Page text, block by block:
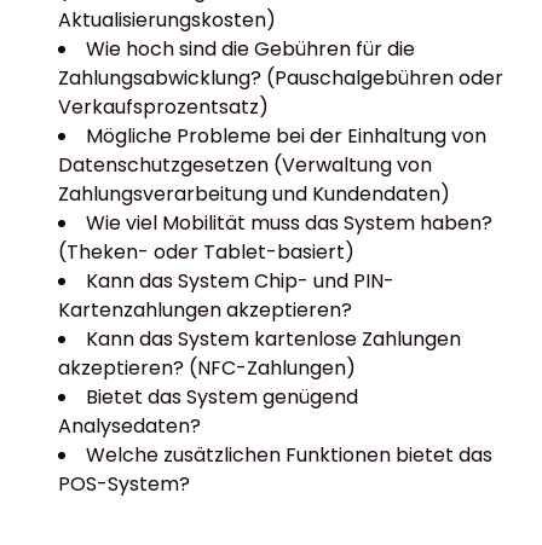
Aktualisierungskosten)
Wie hoch sind die Gebühren für die
Zahlungsabwicklung? (Pauschalgebühren oder
Verkaufsprozentsatz)
Mögliche Probleme bei der Einhaltung von
Datenschutzgesetzen (Verwaltung von
Zahlungsverarbeitung und Kundendaten)
Wie viel Mobilität muss das System haben?
(Theken- oder Tablet-basiert)
Kann das System Chip- und PIN-
Kartenzahlungen akzeptieren?
Kann das System kartenlose Zahlungen
akzeptieren? (NFC-Zahlungen)
Bietet das System genügend
Analysedaten?
Welche zusätzlichen Funktionen bietet das
POS-System?